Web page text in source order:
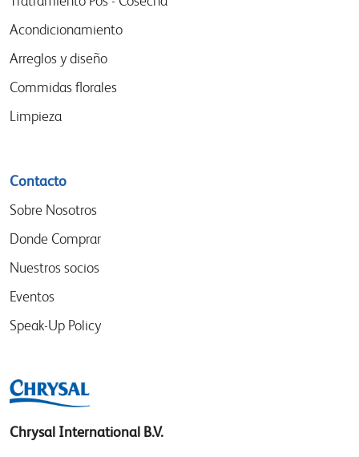
Acondicionamiento
Arreglos y diseño
Commidas florales
Limpieza
Contacto
Sobre Nosotros
Donde Comprar
Nuestros socios
Eventos
Speak-Up Policy
Chrysal International B.V.